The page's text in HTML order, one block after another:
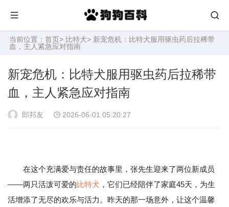
当前位置： 首页> 比特犬> 新宠危机：比特犬服用驱虫药后拉稀带
血，主人紧急应对指南
新宠危机：比特犬服用驱虫药后拉稀带
血，主人紧急应对指南
郎邦友 2026-06-01 05:20:27
在这个充满爱与责任的故事里，张先生迎来了两位新成员
——两只活泼可爱的比特犬 ，它们已经陪伴了家庭45天，为生
活增添了无尽的欢乐与活力。昨天的那一场意外，让这个温馨